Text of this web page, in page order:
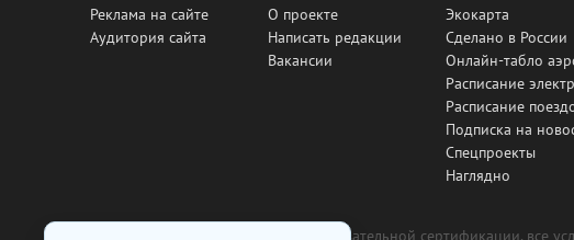
Реклама на сайте
Аудитория сайта
О проекте
Написать редакции
Вакансии
Экокарта
Сделано в России
Онлайн-табло
Расписание
Расписание
Подписка на
Спецпроекты
Наглядно
Все рекламные товары подлежат обязательной сертификации, все